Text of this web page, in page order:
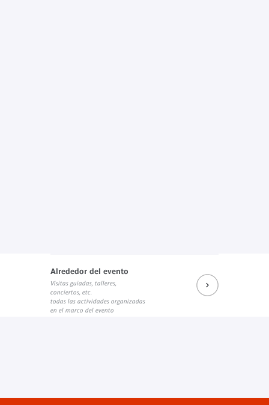
Alrededor del evento
Visitas guiadas, talleres,
conciertos, etc.
todas las actividades organizadas
en el marco del evento